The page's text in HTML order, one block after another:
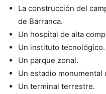
La construcción del
de Barranca.
Un hospital de alta
Un instituto tecnológico.
Un parque zonal.
Un estadio monumental
Un terminal terrestre.